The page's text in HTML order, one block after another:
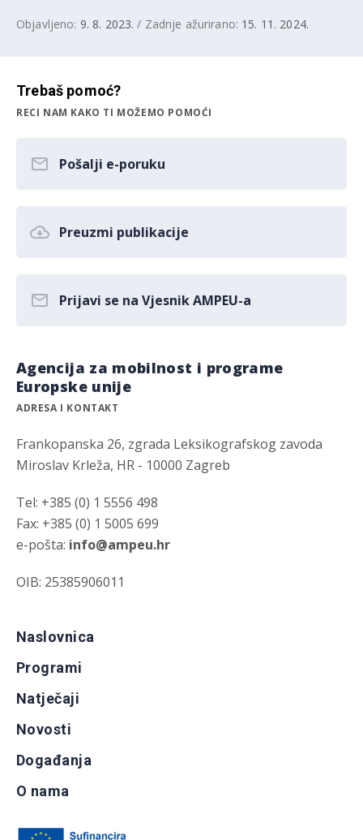
Objavljeno: 9. 8. 2023. / Zadnje ažurirano: 15. 11. 2024.
Trebaš pomoć?
RECI NAM KAKO TI MOŽEMO POMOĆI
Pošalji e-poruku
Preuzmi publikacije
Prijavi se na Vjesnik AMPEU-a
Agencija za mobilnost i programe
Europske unije
ADRESA I KONTAKT
Frankopanska 26, zgrada Leksikografskog zavoda
Miroslav Krleža, HR - 10000 Zagreb
Tel: +385 (0) 1 5556 498
Fax: +385 (0) 1 5005 699
e-pošta: info@ampeu.hr
OIB: 25385906011
Naslovnica
Programi
Natječaji
Novosti
Događanja
O nama